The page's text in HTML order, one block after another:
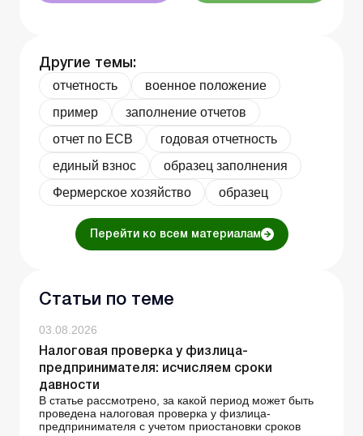
Другие темы:
отчетность
военное положение
пример
заполнение отчетов
отчет по ЕСВ
годовая отчетность
единый взнос
образец заполнения
Фермерское хозяйство
образец
Перейти ко всем материалам
Статьи по теме
03.08.2026
Налоговая проверка у физлица-
предпринимателя: исчисляем сроки
давности
В статье рассмотрено, за какой период может быть
проведена налоговая проверка у физлица-
предпринимателя с учетом приостановки сроков